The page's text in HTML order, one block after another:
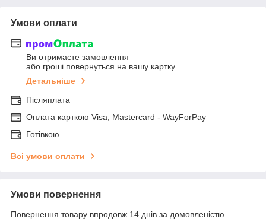
Умови оплати
Ви отримаєте замовлення
або гроші повернуться на вашу картку
Детальніше
Післяплата
Оплата карткою Visa, Mastercard - WayForPay
Готівкою
Всі умови оплати
Умови повернення
Повернення товару впродовж 14 днів за домовленістю